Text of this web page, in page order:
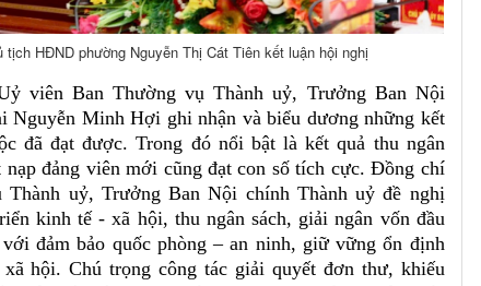
HĐND phường Nguyễn Thị Cát Tiên kết luận hội nghị
viên Ban Thường vụ Thành uỷ, Trưởng Ban Nội
Nguyễn Minh Hợi ghi nhận và biểu dương những kết
đã đạt được. Trong đó nổi bật là kết quả thu ngân
đảng viên mới cũng đạt con số tích cực. Đồng chí
uỷ, Trưởng Ban Nội chính Thành uỷ đề nghị
kinh tế - xã hội, thu ngân sách, giải ngân vốn đầu
đảm bảo quốc phòng – an ninh, giữ vững ổn định
hội. Chú trọng công tác giải quyết đơn thư, khiếu